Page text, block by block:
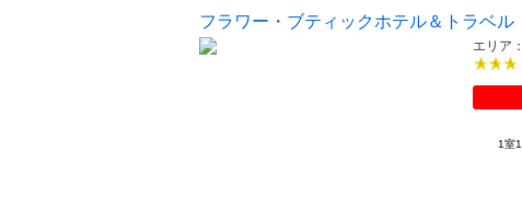
フラワー・ブティックホテル＆トラベル
エリア
1室